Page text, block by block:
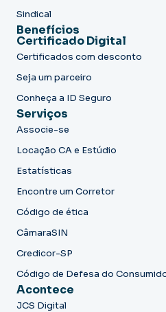
Sindical
Benefícios
Certificado Digital
Certificados com desconto
Seja um parceiro
Conheça a ID Seguro
Serviços
Associe-se
Locação CA e Estúdio
Estatísticas
Encontre um Corretor
Código de ética
CâmaraSIN
Credicor-SP
Código de Defesa do
Acontece
JCS Digital